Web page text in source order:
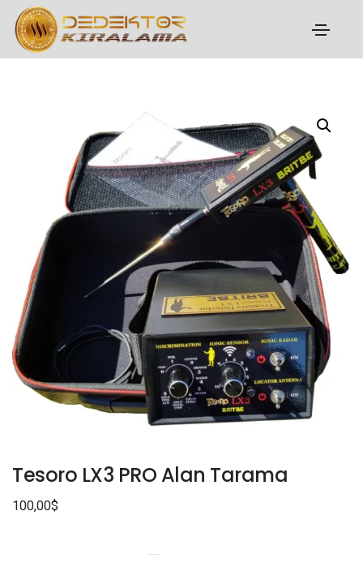
Tesoro LX3 PRO Alan Tarama
100,00$